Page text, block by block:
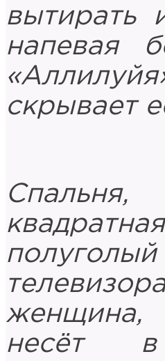
вытирать
напевая
скрывает
женщина,
несёт